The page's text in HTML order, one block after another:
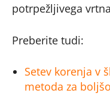
potrpežljivega
Preberite tudi:
Setev korenja v
metoda za